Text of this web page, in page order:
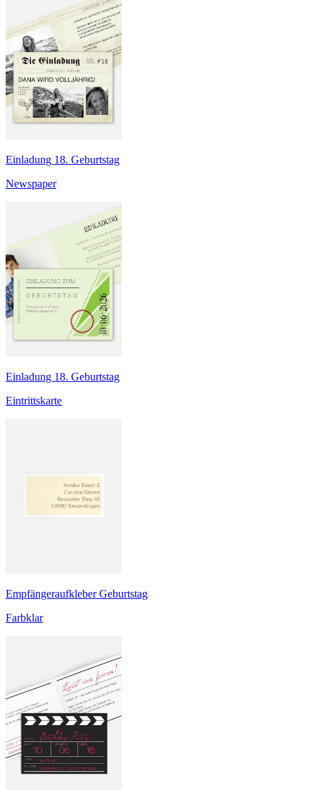
Einladung 18. Geburtstag
Newspaper
Einladung 18. Geburtstag
Eintrittskarte
Empfängeraufkleber Geburtstag
Farbklar